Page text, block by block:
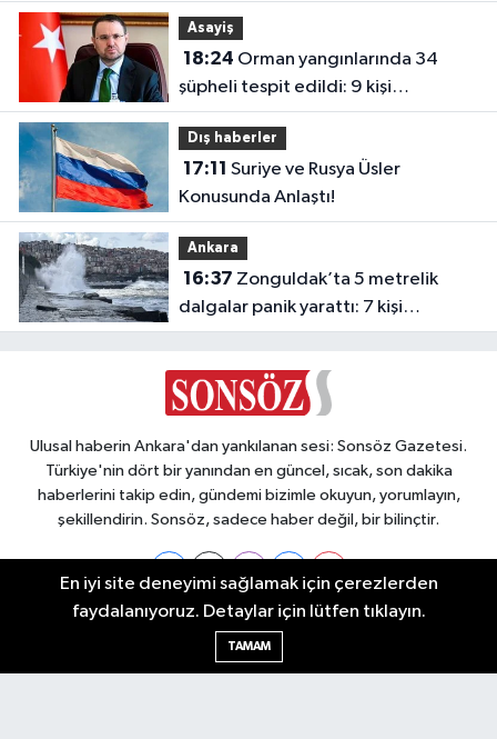
Asayiş
18:24
şüpheli tespit edildi: 9 kişi
tutuklandı
Dış haberler
17:11
Konusunda Anlaştı!
Ankara
16:37
dalgalar panik yarattı: 7 kişi
kurtarıldı
Ulusal haberin Ankara'dan yankılanan sesi: Sonsöz Gazetesi.
Türkiye'nin dört bir yanından en güncel, sıcak, son dakika
haberlerini takip edin, gündemi bizimle okuyun, yorumlayın,
şekillendirin. Sonsöz, sadece haber değil, bir bilinçtir.
Ankara Nöbetçi Eczaneler
En iyi site deneyimi sağlamak için çerezlerden
faydalanıyoruz. Detaylar için lütfen tıklayın.
TAMAM